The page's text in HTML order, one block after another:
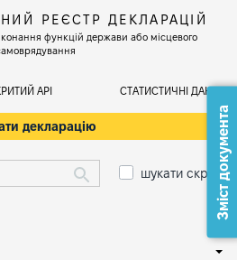
РЕЄСТР ДЕКЛАРАЦІЙ
функцій держави або місцевого
АРІ СТАТИСТИЧНІ ДАНІ
декларацію
шукати скрізьЗміст документа